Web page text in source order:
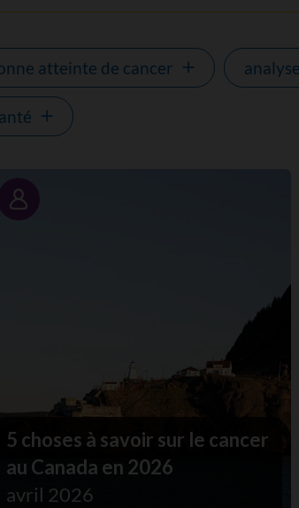
atteinte de cancer
Portrait
5 choses à savoir sur le cancer
au Canada en 2026
avril 2026